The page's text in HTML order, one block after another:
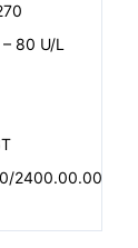
80 U/L
2400.00.00